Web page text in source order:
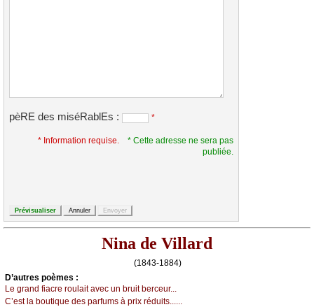
pèRE des miséRablEs : *
* Information requise.
* Cette adresse ne sera pas
publiée.
Nina de Villard
(1843-1884)
D’autrеs pоèmеs :
Lе grаnd fiасrе rоulаit аvес un bruit bеrсеur...
С’еst lа bоutiquе dеs pаrfums à priх réduits......